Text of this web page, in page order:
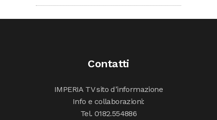
Contatti
IMPERIA TV sito d’informazione
Info e collaborazioni:
Tel. 0182.554886